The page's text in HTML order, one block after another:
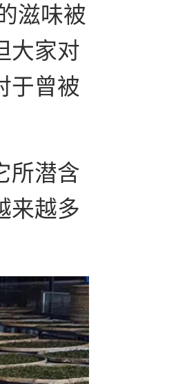
滋味被
大家对
于曾被
所潜含
来越多